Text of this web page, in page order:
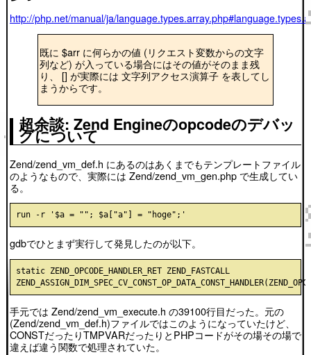
http://php.net/manual/ja/
既に $arr に何らかの値 (リクエスト変数からの文字
列など) が入っている場合にはその値がそのまま残
り、 [] が実際には 文字列アクセス演算子 を表してし
まうからです。
超余談: Zend Engineのopcodeのデバッ
グについて
Zend/zend_vm_def.h にあるのはあくまでもテンプレートファイル
のようなもので、実際には Zend/zend_vm_gen.php で生成してい
る。
gdbでひとまず実行して発見したのが以下。
static ZEND_OPCODE_HANDLER_RET ZEND_FASTCALL
手元では Zend/zend_vm_execute.h の39100行目だった。元の
(Zend/zend_vm_def.h)ファイルではこのようになっていたけど、
CONSTだったりTMPVARだったりとPHPコードがその場その場で
違えば違う関数で処理されていた。